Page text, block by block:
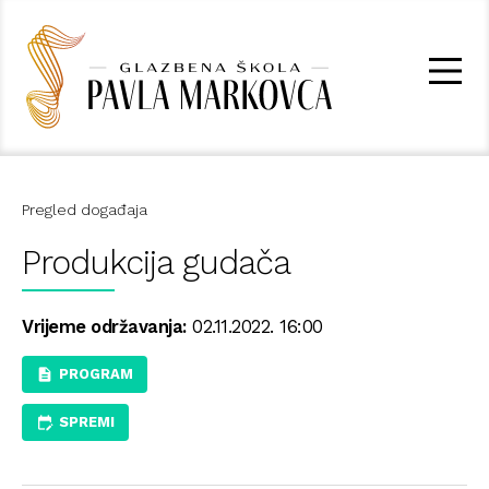
Pregled događaja
Produkcija gudača
Vrijeme održavanja:02.11.2022. 16:00
PROGRAM
SPREMI